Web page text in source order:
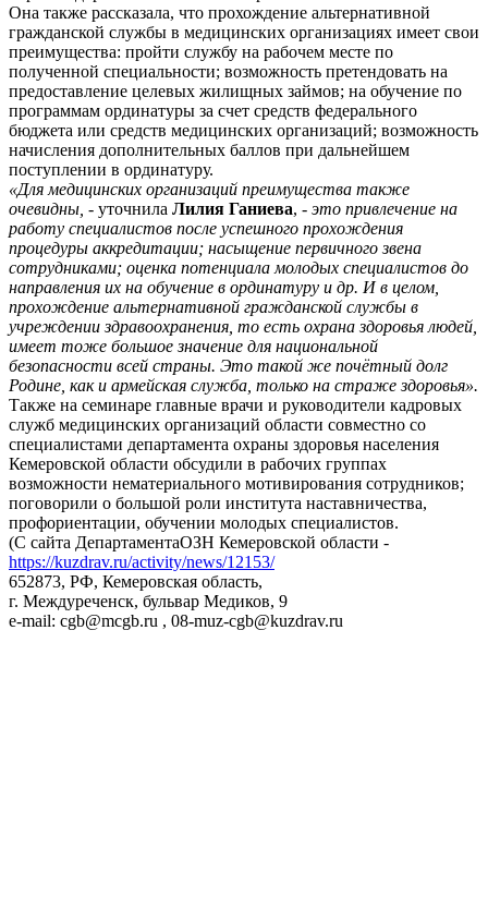
Она также рассказала, что прохождение альтернативной
гражданской службы в медицинских организациях имеет свои
преимущества: пройти службу на рабочем месте по
полученной специальности; возможность претендовать на
предоставление целевых жилищных займов; на обучение по
программам ординатуры за счет средств федерального
бюджета или средств медицинских организаций; возможность
начисления дополнительных баллов при дальнейшем
поступлении в ординатуру.
«Для медицинских организаций преимущества также
очевидны, - уточнила Лилия Ганиева, - это привлечение на
работу специалистов после успешного прохождения
процедуры аккредитации; насыщение первичного звена
сотрудниками; оценка потенциала молодых специалистов до
направления их на обучение в ординатуру и др. И в целом,
прохождение альтернативной гражданской службы в
учреждении здравоохранения, то есть охрана здоровья людей,
имеет тоже большое значение для национальной
безопасности всей страны. Это такой же почётный долг
Родине, как и армейская служба, только на страже здоровья».
Также на семинаре главные врачи и руководители кадровых
служб медицинских организаций области совместно со
специалистами департамента охраны здоровья населения
Кемеровской области обсудили в рабочих группах
возможности нематериального мотивирования сотрудников;
поговорили о большой роли института наставничества,
профориентации, обучении молодых специалистов.
(С сайта ДепартаментаОЗН Кемеровской области -
https://kuzdrav.ru/activity/news/12153/
652873, РФ, Кемеровская область,
г. Междуреченск, бульвар Медиков, 9
e-mail: cgb@mcgb.ru , 08-muz-cgb@kuzdrav.ru